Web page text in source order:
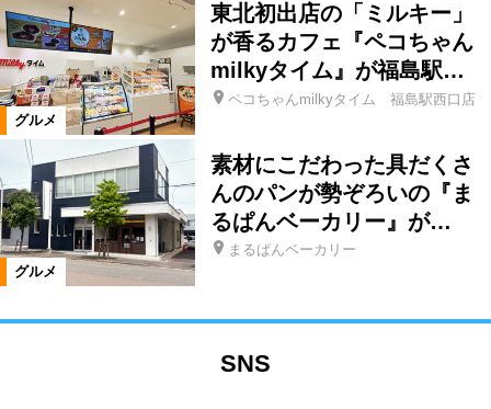
グルメ
東北初出店の「ミルキー」
が香るカフェ『ペコちゃん
milkyタイム』が福島駅…
ペコちゃんmilkyタイム 福島駅西口店
グルメ
素材にこだわった具だくさ
んのパンが勢ぞろいの『ま
るぱんベーカリー』が…
まるぱんベーカリー
SNS